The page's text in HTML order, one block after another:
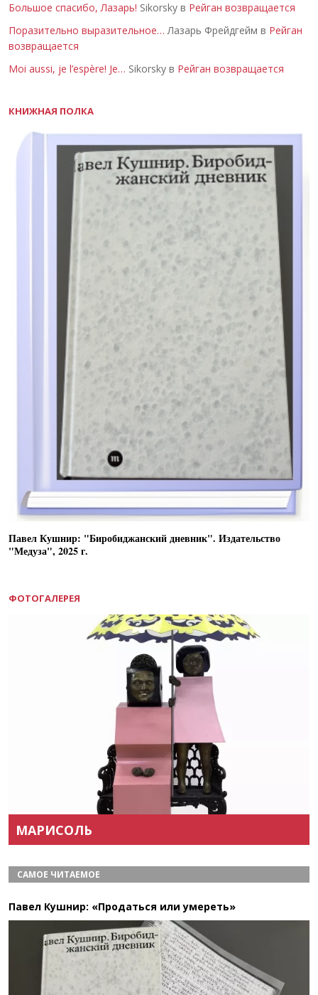
Большое спасибо, Лазарь! Sikorsky в Рейган возвращается
Поразительно выразительное… Лазарь Фрейдгейм в Рейган
возвращается
Moi aussi, je l’espère! Je… Sikorsky в Рейган возвращается
КНИЖНАЯ ПОЛКА
Павел Кушнир: "Биробиджанский дневник". Издательство
"Медуза", 2025 г.
ФОТОГАЛЕРЕЯ
МАРИСОЛЬ
САМОЕ ЧИТАЕМОЕ
Павел Кушнир: «Продаться или умереть»